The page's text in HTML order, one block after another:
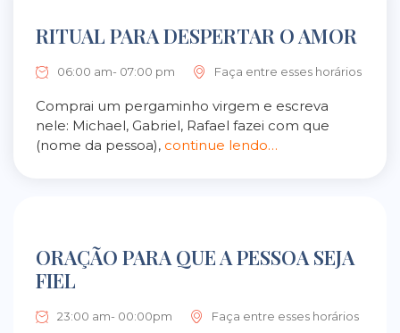
RITUAL PARA DESPERTAR O AMOR
06:00 am- 07:00 pm Faça entre esses horários
Comprai um pergaminho virgem e escreva
nele: Michael, Gabriel, Rafael fazei com que
(nome da pessoa), continue lendo…
ORAÇÃO PARA QUE A PESSOA SEJA
FIEL
23:00 am- 00:00pm Faça entre esses horários